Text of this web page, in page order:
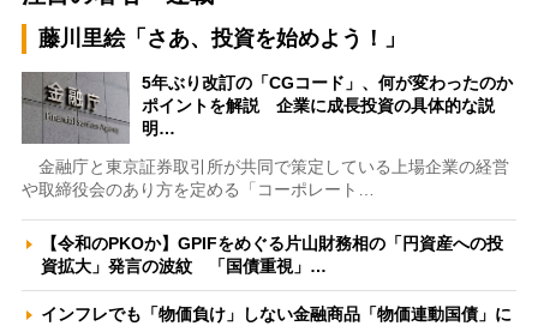
藤川里絵「さあ、投資を始めよう！」
5年ぶり改訂の「CGコード」、何が変わったのか
ポイントを解説 企業に成長投資の具体的な説
明…
金融庁と東京証券取引所が共同で策定している上場企業の経営
や取締役会のあり方を定める「コーポレート…
【令和のPKOか】GPIFをめぐる片山財務相の「円資産への投
資拡大」発言の波紋 「国債重視」…
インフレでも「物価負け」しない金融商品「物価連動国債」に